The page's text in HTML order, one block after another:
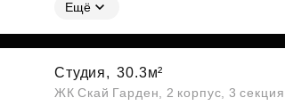
Субсидии
Ещё
Студия, 30.3м²
ЖК Скай Гарден, 2 корпус, 3